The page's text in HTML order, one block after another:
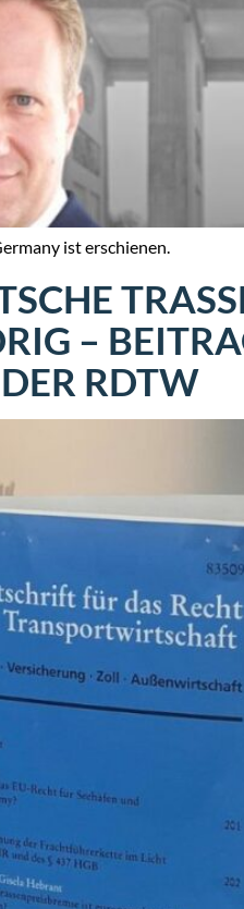
ist erschienen.
–
RDTW